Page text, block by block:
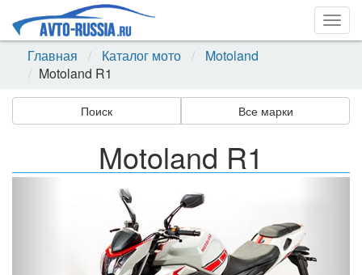
Главная
Каталог мото
Motoland
Motoland R1
Поиск Все марки
Motoland R1